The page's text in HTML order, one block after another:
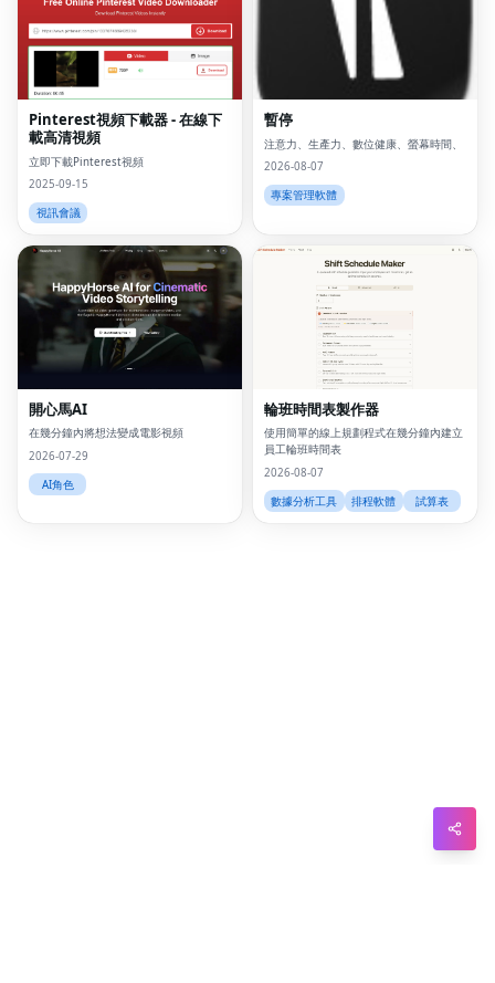
Pinterest視頻下載器 - 在線下
載高清視頻
立即下載Pinterest視頻
2025-09-15
視訊會議
暫停
注意力、生產力、數位健康、螢幕時間、
2026-08-07
專案管理軟體
開心馬AI
在幾分鐘內將想法變成電影視頻
2026-07-29
AI角色
輪班時間表製作器
使用簡單的線上規劃程式在幾分鐘內建立
員工輪班時間表
2026-08-07
數據分析工具
排程軟體 試算表